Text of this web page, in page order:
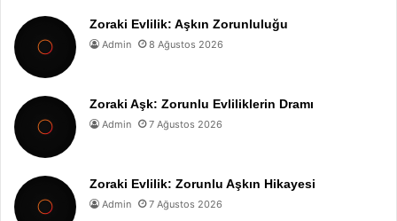
Zoraki Evlilik: Aşkın Zorunluluğu
Admin 8 Ağustos 2026
Zoraki Aşk: Zorunlu Evliliklerin Dramı
Admin 7 Ağustos 2026
Zoraki Evlilik: Zorunlu Aşkın Hikayesi
Admin 7 Ağustos 2026